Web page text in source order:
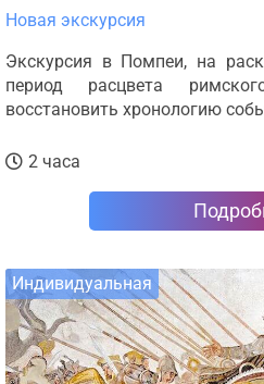
Новая экскурсия
Экскурсия в Помпеи, на
период расцвета
восстановить хронологию
2 часа
Индивидуальная